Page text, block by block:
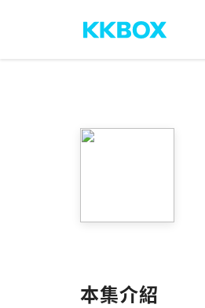
本集介紹